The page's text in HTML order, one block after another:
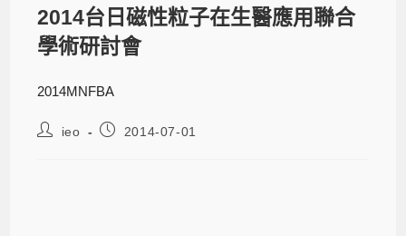
2014台日磁性粒子在生醫應用聯合
學術研討會
2014MNFBA
ieo 2014-07-01